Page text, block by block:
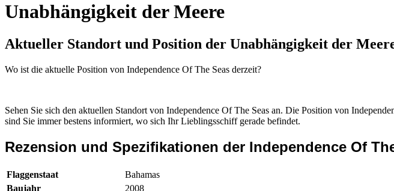
Unabhängigkeit der Meere
Aktueller Standort und Position der Unabhängigkeit der
Wo ist die aktuelle Position von Independence Of The Seas derzeit?
Sehen Sie sich den aktuellen Standort von Independence Of The Seas an. Die Position von
sind Sie immer bestens informiert, wo sich Ihr Lieblingsschiff gerade befindet.
Rezension und Spezifikationen der Independence Of
Flaggenstaat
Bahamas
Baujahr
2008